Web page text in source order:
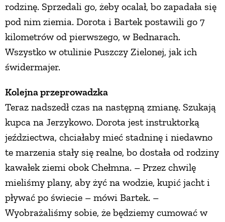
rodzinę. Sprzedali go, żeby ocalał, bo zapadała się
pod nim ziemia. Dorota i Bartek postawili go 7
kilometrów od pierwszego, w Bednarach.
Wszystko w otulinie Puszczy Zielonej, jak ich
świdermajer.
Kolejna przeprowadzka
Teraz nadszedł czas na następną zmianę. Szukają
kupca na Jerzykowo. Dorota jest instruktorką
jeździectwa, chciałaby mieć stadninę i niedawno
te marzenia stały się realne, bo dostała od rodziny
kawałek ziemi obok Chełmna. – Przez chwilę
mieliśmy plany, aby żyć na wodzie, kupić jacht i
pływać po świecie – mówi Bartek. –
Wyobrażaliśmy sobie, że będziemy cumować w